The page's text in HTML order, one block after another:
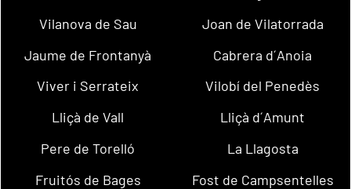
Vilanova de Sau
Joan de Vilatorrada
Jaume de Frontanyà
Cabrera d´Anoia
Viver i Serrateix
Vilobí del Penedès
Lliçà de Vall
Lliçà d´Amunt
Pere de Torelló
La Llagosta
Fruitós de Bages
Fost de Campsentelles